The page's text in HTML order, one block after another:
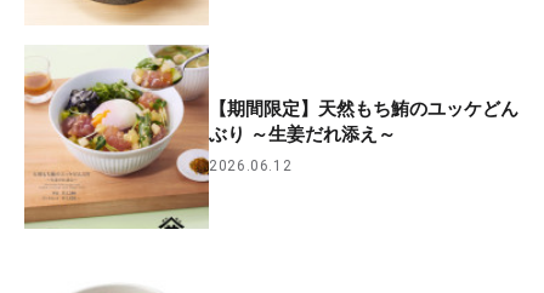
【期間限定】天然もち鮪のユッケどん
ぶり ​～生姜だれ添え～
2026.06.12